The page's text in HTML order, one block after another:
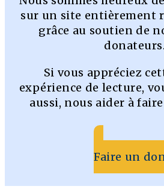
sur un site entièrement
grâce au soutien de
donateurs.
Si vous appréciez
expérience de lecture,
aussi, nous aider à
Faire un